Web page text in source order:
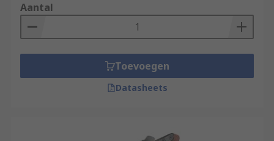
Aantal
Toevoegen
Datasheets